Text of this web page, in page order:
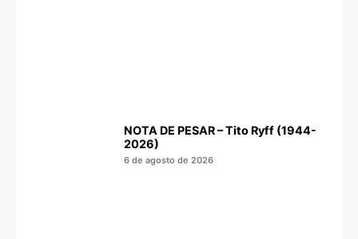
NOTA DE PESAR – Tito Ryff (1944-
2026)
6 de agosto de 2026